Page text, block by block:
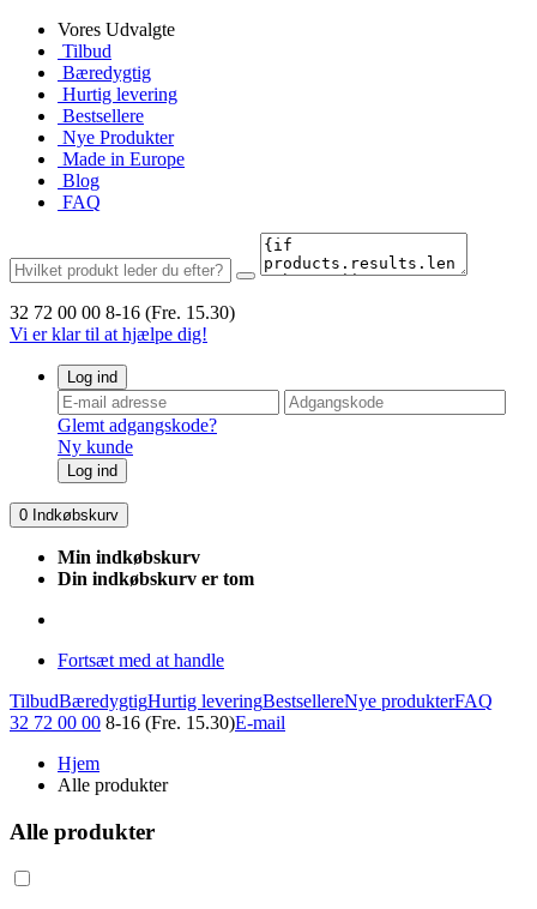
Vores Udvalgte
Tilbud
Bæredygtig
Hurtig levering
Bestsellere
Nye Produkter
Made in Europe
Blog
FAQ
32 72 00 00 8-16 (Fre. 15.30)
Vi er klar til at hjælpe dig!
Log ind
Glemt adgangskode?
Ny kunde
Log ind
0 Indkøbskurv
Min indkøbskurv
Din indkøbskurv er tom
Fortsæt med at handle
TilbudBæredygtigHurtig leveringBestsellereNye produkterFAQ
32 72 00 00 8-16 (Fre. 15.30)E-mail
Hjem
Alle produkter
Alle produkter